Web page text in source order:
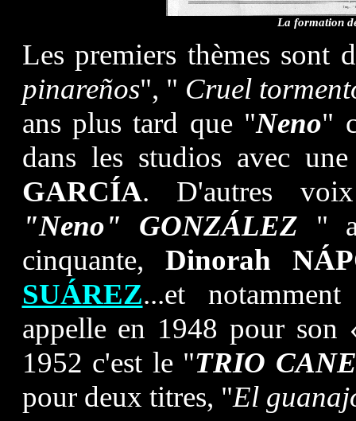
La formation
Les premiers thèmes sont
pinareños", " Cruel
ans plus tard que "Neno"
dans les studios avec
GARCÍA. D'autres
"Neno" GONZÁLEZ "
cinquante, Dinorah
SUÁREZ...et
appelle en 1948 pour
1952 c'est le "TRIO
pour deux titres, "El